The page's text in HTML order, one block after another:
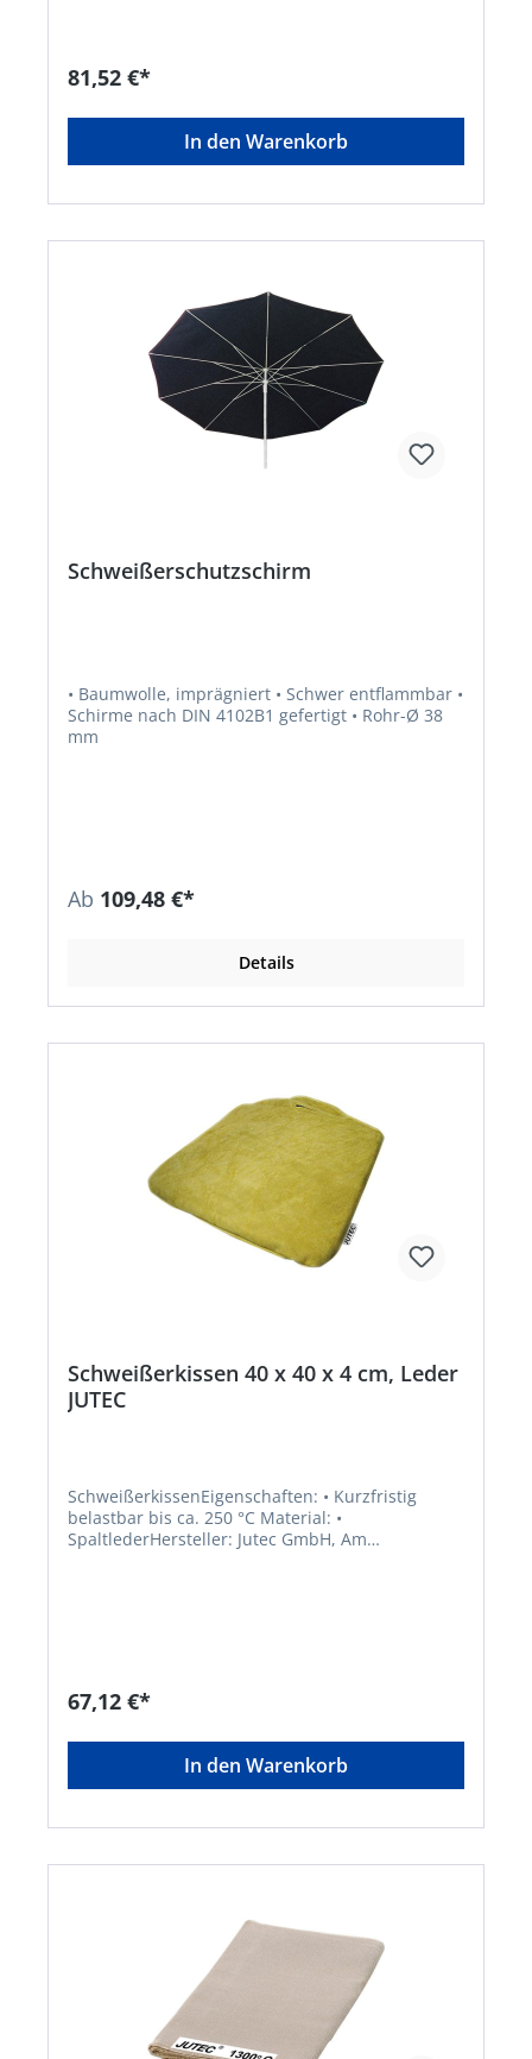
81,52 €*
In den Warenkorb
Schweißerschutzschirm
• Baumwolle, imprägniert • Schwer entflammbar •
Schirme nach DIN 4102B1 gefertigt • Rohr-Ø 38
mm
Ab 109,48 €*
Details
Schweißerkissen 40 x 40 x 4 cm, Leder
JUTEC
SchweißerkissenEigenschaften: • Kurzfristig
belastbar bis ca. 250 °C Material: •
SpaltlederHersteller: Jutec GmbH, Am
67,12 €*
In den Warenkorb